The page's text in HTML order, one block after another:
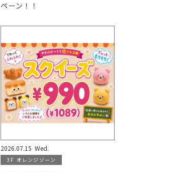
ペーン！！
2026.07.15 Wed.
3F オレンジゾーン